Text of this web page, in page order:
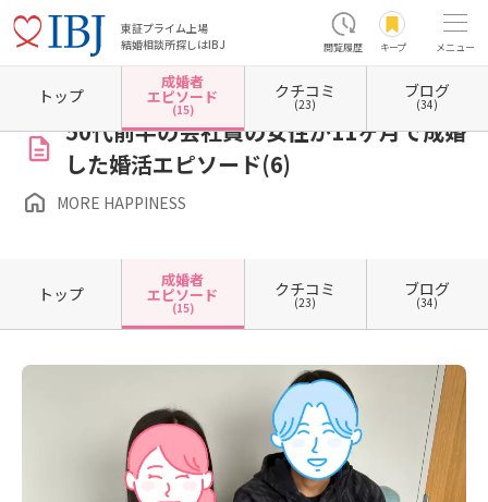
東証プライム上場
結婚相談所探しはIBJ
閲覧履歴 キープ メニュー
ホーム 愛知県の結婚相談所 愛知県名古屋市 愛知県名古屋市中区 MORE HAPPINESS
50代前半の会社員の女性が11ヶ月で成婚
した婚活エピソード(6)
MORE HAPPINESS
トップ
成婚者
エピソード
(15)
クチコミ
(23)
ブログ
(34)
トップ
成婚者
エピソード
(15)
クチコミ
(23)
ブログ
(34)